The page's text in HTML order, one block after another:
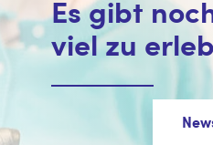
Es gibt
viel zu